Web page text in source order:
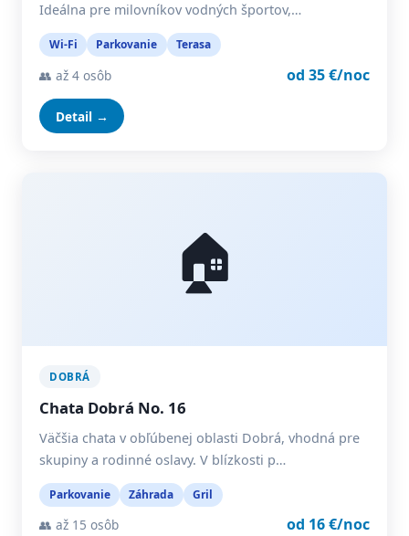
Ideálna pre milovníkov vodných športov,…
Wi-Fi Parkovanie Terasa
👥 až 4 osôb od 35 €/noc
Detail →
🏠
DOBRÁ
Chata Dobrá No. 16
Väčšia chata v obľúbenej oblasti Dobrá, vhodná pre
skupiny a rodinné oslavy. V blízkosti p…
Parkovanie Záhrada Gril
👥 až 15 osôb od 16 €/noc